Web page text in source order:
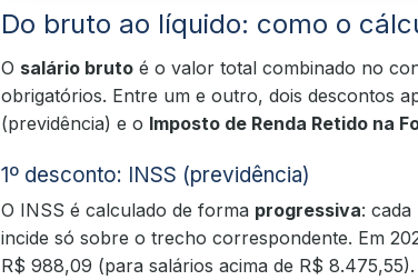
Do bruto ao líquido: como o
O salário bruto é o valor total combinado no
obrigatórios. Entre um e outro, dois descontos
(previdência) e o Imposto de Renda Retido na
1º desconto: INSS (previdência)
O INSS é calculado de forma progressiva:
incide só sobre o trecho correspondente. Em
R$ 988,09 (para salários acima de R$ 8.475,55).